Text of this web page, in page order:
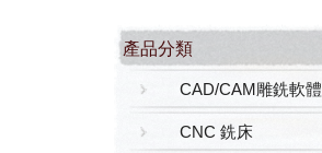
產品分類
CAD/CAM雕銑軟體
CNC 銑床